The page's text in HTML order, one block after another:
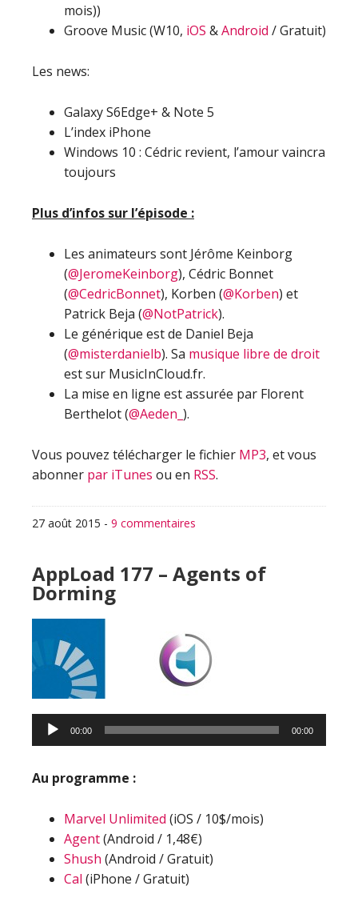
mois))
Groove Music (W10, iOS &Android / Gratuit)
Les news:
Galaxy S6Edge+ & Note 5
L’index iPhone
Windows 10 : Cédric revient, l’amour vaincra
toujours
Plus d’infos sur l’épisode :
Les animateurs sont Jérôme Keinborg
(@JeromeKeinborg), Cédric Bonnet
(@CedricBonnet), Korben (@Korben) et
Patrick Beja (@NotPatrick).
Le générique est de Daniel Beja
(@misterdanielb). Sa musique libre de droit
est sur MusicInCloud.fr.
La mise en ligne est assurée par Florent
Berthelot (@Aeden_ ).
Vous pouvez télécharger le fichier MP3, et vous
abonner par iTunes ou en RSS.
27 août 2015 - 9 commentaires
AppLoad 177 – Agents of
Dorming
00:00 00:00
Au programme :
Marvel Unlimited (iOS / 10$/mois)
Agent(Android / 1,48€)
Shush (Android / Gratuit)
Cal (iPhone / Gratuit)